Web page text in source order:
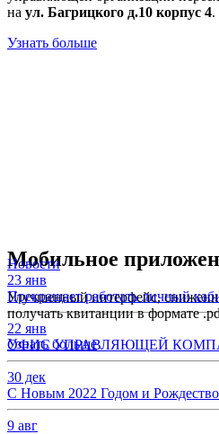
на ул. Багрицкого д.10 корпус 4.
Узнать больше
Мобильное
Улучшенный интерфейс,
получать квитанции в формате
Узнать больше
Новости
23 янв
Прекращает работать личный
22 янв
ОФИС УПРАВЛЯЮЩЕЙ
30 дек
С Новым 2022 Годом и
9 авг